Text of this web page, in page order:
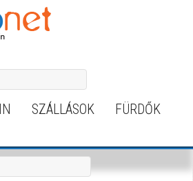
SZÁLLÁSOK
FÜRDŐK